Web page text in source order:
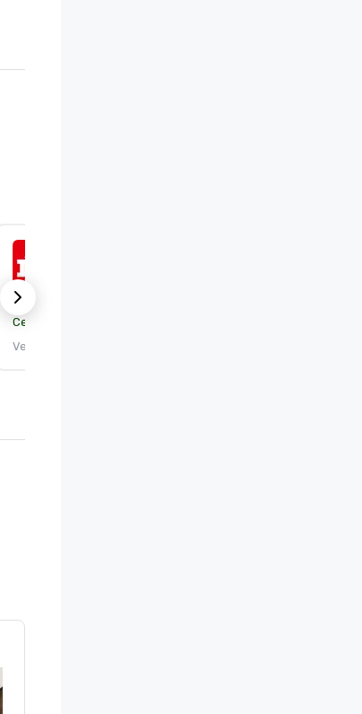
Certificeringsorgaan:
Verloopt: 25-9-2026